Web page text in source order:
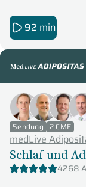
92 min
medLive
Sendung 2 CME
medLive
Schlaf und
4268